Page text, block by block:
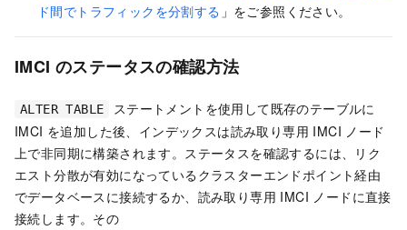
ド間でトラフィックを分割する 」をご参照ください。
IMCI のステータスの確認方法
ALTER TABLE
ステートメントを使用して既存のテーブルに
IMCI を追加した後、インデックスは読み取り専用 IMCI ノード
上で非同期に構築されます。ステータスを確認するには、リク
エスト分散が有効になっているクラスターエンドポイント経由
でデータベースに接続するか、 読み取り専用 IMCI ノード に直接
接続します。その